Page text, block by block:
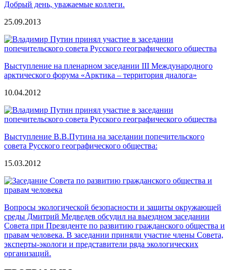
Добрый день, уважаемые коллеги.
25.09.2013
Выступление на пленарном заседании III Международного
арктического форума «Арктика – территория диалога»
10.04.2012
Выступление В.В.Путина на заседании попечительского
совета Русского географического общества:
15.03.2012
Вопросы экологической безопасности и защиты окружающей
среды Дмитрий Медведев обсудил на выездном заседании
Совета при Президенте по развитию гражданского общества и
правам человека. В заседании приняли участие члены Совета,
эксперты-экологи и представители ряда экологических
организаций.